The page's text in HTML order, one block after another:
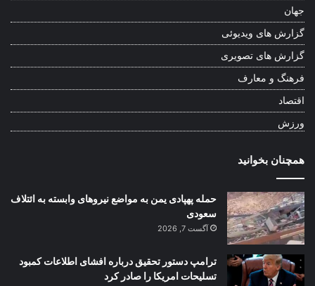
جهان
گزارش های ویدیوئی
گزارش های تصویری
فرهنگ و معارف
اقتصاد
ورزش
همچنان بخوانید
حمله پهپادی یمن به مواضع نیروهای وابسته به ائتلاف
سعودی
آگست 7, 2026
ترامپ دستور تحقیق درباره افشای اطلاعات کمبود
تسلیحات امریکا را صادر کرد